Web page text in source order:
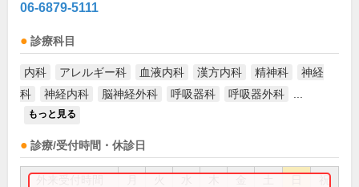
06-6879-5111
診療科目
内科 アレルギー科 血液内科 漢方内科 精神科
神経
科
神経内科 脳神経外科 呼吸器科 呼吸器外科
もっと見る
診療/受付時間・休診日
祝